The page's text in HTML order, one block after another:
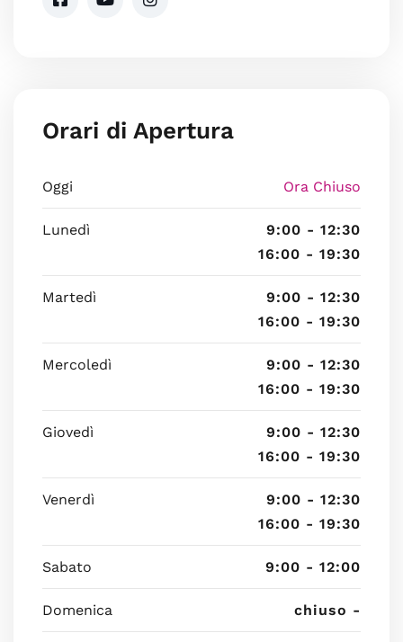
Orari di Apertura
Oggi Ora Chiuso
Lunedì
9:00 - 12:30
16:00 - 19:30
Martedì
9:00 - 12:30
16:00 - 19:30
Mercoledì
9:00 - 12:30
16:00 - 19:30
Giovedì
9:00 - 12:30
16:00 - 19:30
Venerdì
9:00 - 12:30
16:00 - 19:30
Sabato 9:00 - 12:00
Domenica chiuso -